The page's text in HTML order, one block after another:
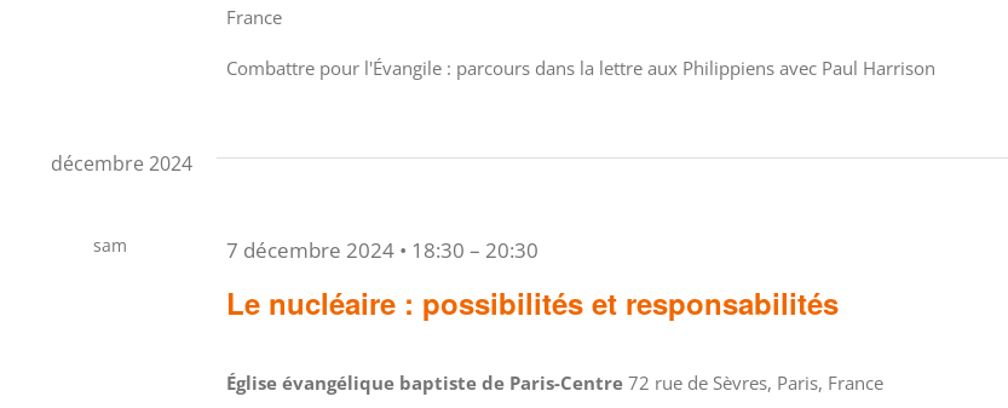
France
Combattre pour l'Évangile : parcours dans la lettre aux Philippiens avec Paul Harrison
décembre 2024
sam
7
Le nucléaire : possibilités et responsabilités
7 décembre 2024 • 18:30 – 20:30
Église évangélique baptiste de Paris-Centre72 rue de Sèvres, Paris, France